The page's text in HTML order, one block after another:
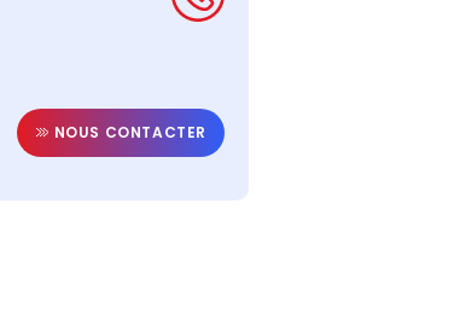
NOUS CONTACTER